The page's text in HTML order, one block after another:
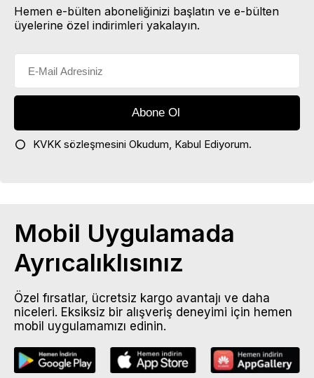
Hemen e-bülten aboneliğinizi başlatın ve e-bülten
üyelerine özel indirimleri yakalayın.
KVKK sözleşmesini Okudum, Kabul Ediyorum.
Mobil Uygulamada
Ayrıcalıklısınız
Özel fırsatlar, ücretsiz kargo avantajı ve daha
niceleri. Eksiksiz bir alışveriş deneyimi için hemen
mobil uygulamamızı edinin.